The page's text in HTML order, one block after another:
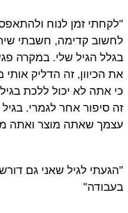
"לקחתי זמן לנוח
לחשוב קדימה, חשבתי
בגלל הגיל שלי. במקרה
את הכיוון, זה הדליק
עצמך שאתה מוצר ואתה
"הגעתי לגיל שאני גם
בעבודה"